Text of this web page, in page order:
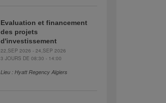
Evaluation et financement
des projets
d'investissement
22,SEP 2026 - 24,SEP 2026
3 JOURS DE 08:30 - 14:00
Lieu : Hyatt Regency Algiers